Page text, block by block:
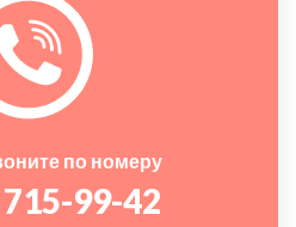
по номеру
715-99-42